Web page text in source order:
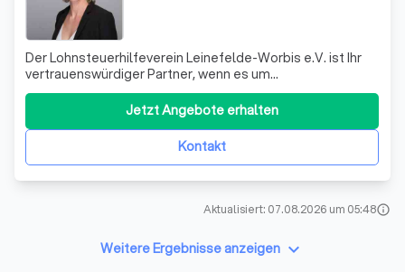
Der Lohnsteuerhilfeverein Leinefelde-Worbis e.V. ist Ihr
vertrauenswürdiger Partner, wenn es um
Steuerangelegenheiten geht. Wir nehmen Ihnen den
Ärger ab, der mit ungeliebten Dingen wie dem Ausfüllen
von Steuererklärungen, dem Beantworten von Rückfragen
des Finanzamts, dem Nachreichen von Belegen, d
Kontakt
Jetzt Angebote erhalten
Aktualisiert: 07.08.2026 um 05:48info
Weitere Ergebnisse anzeigen keyboard_arrow_down